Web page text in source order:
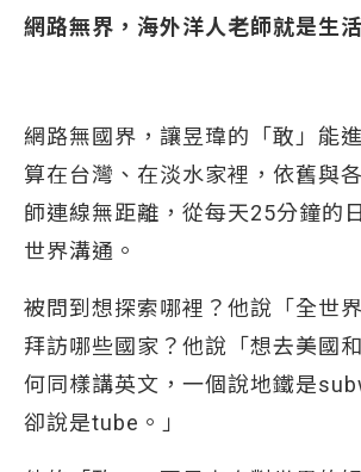
網路無界，海外洋人老師就是生
網路無國界，讓昱瑋的「敢」能
算在台灣、在淡水家裡，依舊與
師連線無距離，從每天25分鐘的
世界溝通。
被問到想探索哪裡？他說「全世
拜訪哪些國家？他說「想去美國
何同樣講英文，一個說地鐵是
卻說是tube。」